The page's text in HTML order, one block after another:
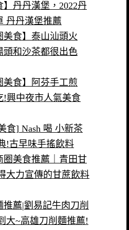
】丹丹漢堡，2022丹
丹丹漢堡推薦
美食】泰山汕頭火
頭和沙茶都很出色
美食】阿芬手工煎
!興中夜市人氣美食
食] Nash 喝 小新茶
!古早味手搖飲料
圈美食推薦｜青田甘
大力宣傳的甘蔗飲料
推薦|劉易記牛肉刀削
大~高雄刀削麵推薦!